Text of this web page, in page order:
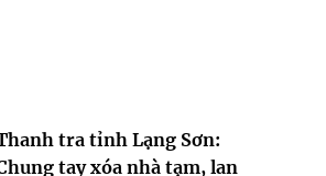
tra tỉnh Lạng Sơn:
tay xóa nhà tạm, lan